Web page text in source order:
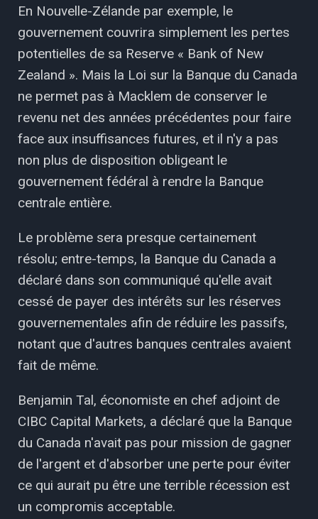
En Nouvelle-Zélande par exemple, le
gouvernement couvrira simplement les pertes
potentielles de sa Reserve « Bank of New
Zealand ». Mais la Loi sur la Banque du Canada
ne permet pas à Macklem de conserver le
revenu net des années précédentes pour faire
face aux insuffisances futures, et il n'y a pas
non plus de disposition obligeant le
gouvernement fédéral à rendre la Banque
centrale entière.
Le problème sera presque certainement
résolu; entre-temps, la Banque du Canada a
déclaré dans son communiqué qu'elle avait
cessé de payer des intérêts sur les réserves
gouvernementales afin de réduire les passifs,
notant que d'autres banques centrales avaient
fait de même.
Benjamin Tal, économiste en chef adjoint de
CIBC Capital Markets, a déclaré que la Banque
du Canada n'avait pas pour mission de gagner
de l'argent et d'absorber une perte pour éviter
ce qui aurait pu être une terrible récession est
un compromis acceptable.